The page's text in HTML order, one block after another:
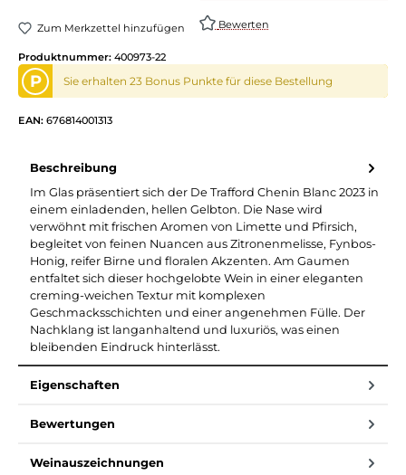
Zum Merkzettel hinzufügen Bewerten
Produktnummer: 400973-22
P Sie erhalten 23 Bonus Punkte für diese Bestellung
EAN: 676814001313
Beschreibung
Im Glas präsentiert sich der De Trafford Chenin Blanc 2023 in
einem einladenden, hellen Gelbton. Die Nase wird
verwöhnt mit frischen Aromen von Limette und Pfirsich,
begleitet von feinen Nuancen aus Zitronenmelisse, Fynbos-
Honig, reifer Birne und floralen Akzenten. Am Gaumen
entfaltet sich dieser hochgelobte Wein in einer eleganten
creming-weichen Textur mit komplexen
Geschmacksschichten und einer angenehmen Fülle. Der
Nachklang ist langanhaltend und luxuriös, was einen
bleibenden Eindruck hinterlässt.
Eigenschaften
Bewertungen
Weinauszeichnungen